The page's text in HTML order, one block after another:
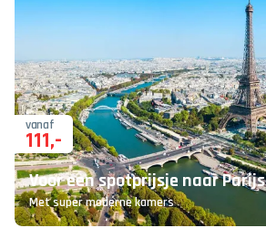
vanaf
111,-
Voor een spotprijsje naar Parijs
Met super moderne kamers